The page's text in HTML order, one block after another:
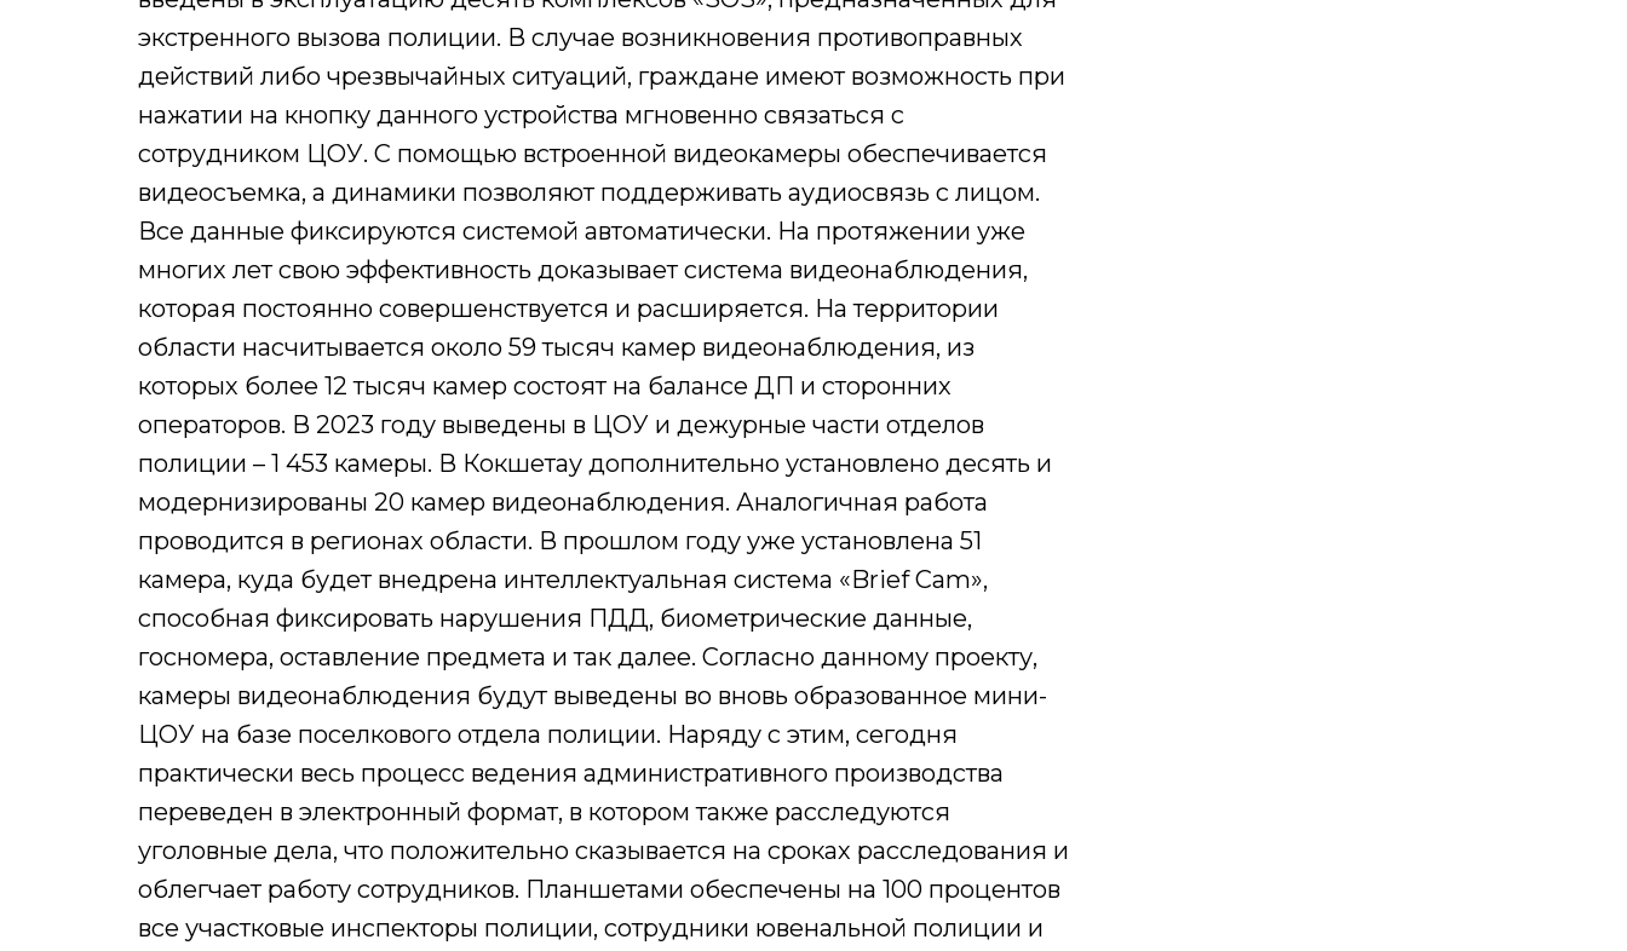
экстренного вызова полиции. В случае возникновения противоправных
действий либо чрезвычайных ситуаций, граждане имеют возможность при
нажатии на кнопку данного устройства мгновенно связаться с
сотрудником ЦОУ. С помощью встроенной видеокамеры обеспечивается
видеосъемка, а динамики позволяют поддерживать аудиосвязь с лицом.
Все данные фиксируются системой автоматически. На протяжении уже
многих лет свою эффективность доказывает система видеонаблюдения,
которая постоянно совершенствуется и расширяется. На территории
области насчитывается около 59 тысяч камер видеонаблюдения, из
которых более 12 тысяч камер состоят на балансе ДП и сторонних
операторов. В 2023 году выведены в ЦОУ и дежурные части отделов
полиции – 1 453 камеры. В Кокшетау дополнительно установлено десять и
модернизированы 20 камер видеонаблюдения. Аналогичная работа
проводится в регионах области. В прошлом году уже установлена 51
камера, куда будет внедрена интеллектуальная система «Brief Cam»,
способная фиксировать нарушения ПДД, биометрические данные,
госномера, оставление предмета и так далее. Согласно данному проекту,
камеры видеонаблюдения будут выведены во вновь образованное мини-
ЦОУ на базе поселкового отдела полиции. Наряду с этим, сегодня
практически весь процесс ведения административного производства
переведен в электронный формат, в котором также расследуются
уголовные дела, что положительно сказывается на сроках расследования и
облегчает работу сотрудников. Планшетами обеспечены на 100 процентов
все участковые инспекторы полиции, сотрудники ювенальной полиции и